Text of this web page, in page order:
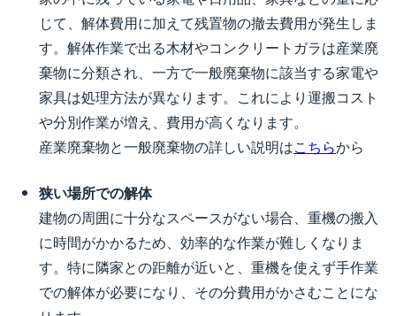
じて、解体費用に加えて残置物の撤去費用が発生しま
す。解体作業で出る木材やコンクリートガラは産業廃
棄物に分類され、一方で一般廃棄物に該当する家電や
家具は処理方法が異なります。これにより運搬コスト
や分別作業が増え、費用が高くなります。
産業廃棄物と一般廃棄物の詳しい説明はこちらから
狭い場所での解体
建物の周囲に十分なスペースがない場合、重機の搬入
に時間がかかるため、効率的な作業が難しくなりま
す。特に隣家との距離が近いと、重機を使えず手作業
での解体が必要になり、その分費用がかさむことにな